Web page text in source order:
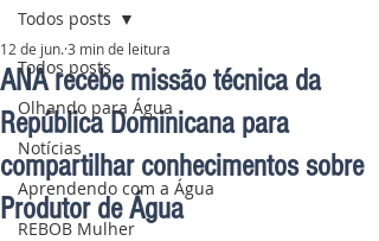
Todos posts
Olhando para Água
Notícias
Aprendendo com a Água
REBOB Mulher
Todos posts
ANA recebe missão técnica da
República Dominicana para
compartilhar conhecimentos sobre
Produtor de Água
12 de jun. 3 min de leitura